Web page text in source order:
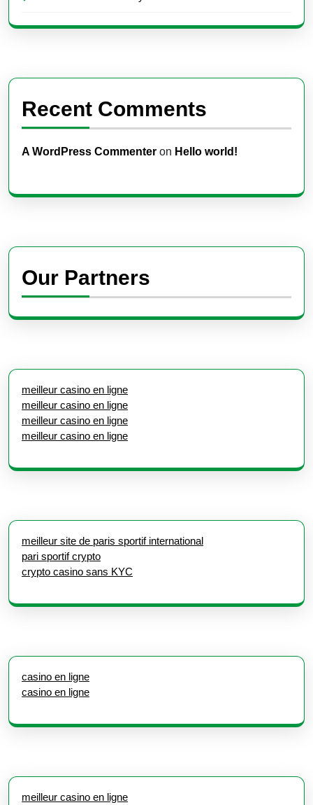
Recent Comments
A WordPress Commenter on Hello world!
Our Partners
meilleur casino en ligne
meilleur casino en ligne
meilleur casino en ligne
meilleur casino en ligne
meilleur site de paris sportif international
pari sportif crypto
crypto casino sans KYC
casino en ligne
casino en ligne
meilleur casino en ligne